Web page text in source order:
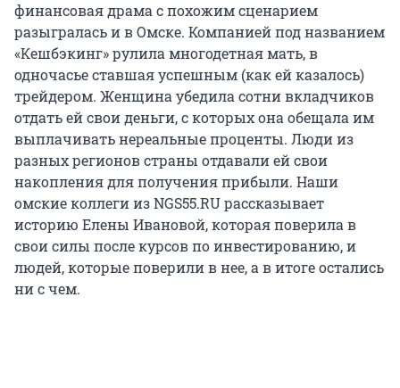
финансовая драма с похожим сценарием
разыгралась и в Омске. Компанией под названием
«Кешбэкинг» рулила многодетная мать, в
одночасье ставшая успешным (как ей казалось)
трейдером. Женщина убедила сотни вкладчиков
отдать ей свои деньги, с которых она обещала им
выплачивать нереальные проценты. Люди из
разных регионов страны отдавали ей свои
накопления для получения прибыли. Наши
омские коллеги из NGS55.RU рассказывает
историю Елены Ивановой, которая поверила в
свои силы после курсов по инвестированию, и
людей, которые поверили в нее, а в итоге остались
ни с чем.